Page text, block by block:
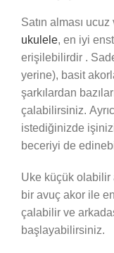
Satın alması
ukulele, en iyi
erişilebilirdir .
yerine), basit
şarkılardan
çalabilirsiniz.
istediğinizde
beceriyi de
Uke küçük olabilir
bir avuç akor ile
çalabilir ve
başlayabilirsiniz.